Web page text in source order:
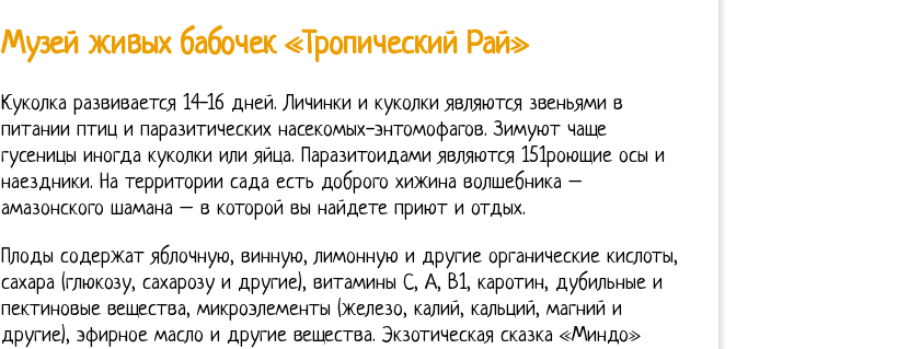
Музей живых бабочек «Тропический Рай»
Куколка развивается 14-16 дней. Личинки и куколки являются звеньями в
питании птиц и паразитических насекомых-энтомофагов. Зимуют чаще
гусеницы иногда куколки или яйца. Паразитоидами являются 151роющие осы и
наездники. На территории сада есть доброго хижина волшебника –
амазонского шамана – в которой вы найдете приют и отдых.
Плоды содержат яблочную, винную, лимонную и другие органические кислоты,
сахара (глюкозу, сахарозу и другие), витамины С, А, В1, каротин, дубильные и
пектиновые вещества, микроэлементы (железо, калий, кальций, магний и
другие), эфирное масло и другие вещества. Экзотическая сказка «Миндо»